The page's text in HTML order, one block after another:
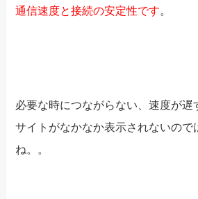
通信速度と接続の安定性です。
必要な時につながらない、速度が遅
サイトがなかなか表示されないので
ね。。